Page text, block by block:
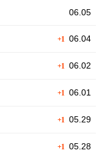
06.05
+1 06.04
+1 06.02
+1 06.01
+1 05.29
+1 05.28